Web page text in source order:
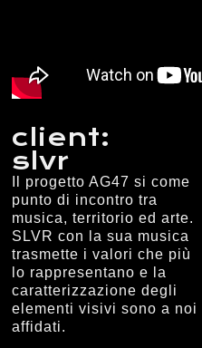
client:
slvr
Il progetto AG47 si come
punto di incontro tra
musica, territorio ed arte.
SLVR con la sua musica
trasmette i valori che più
lo rappresentano e la
caratterizzazione degli
elementi visivi sono a noi
affidati.